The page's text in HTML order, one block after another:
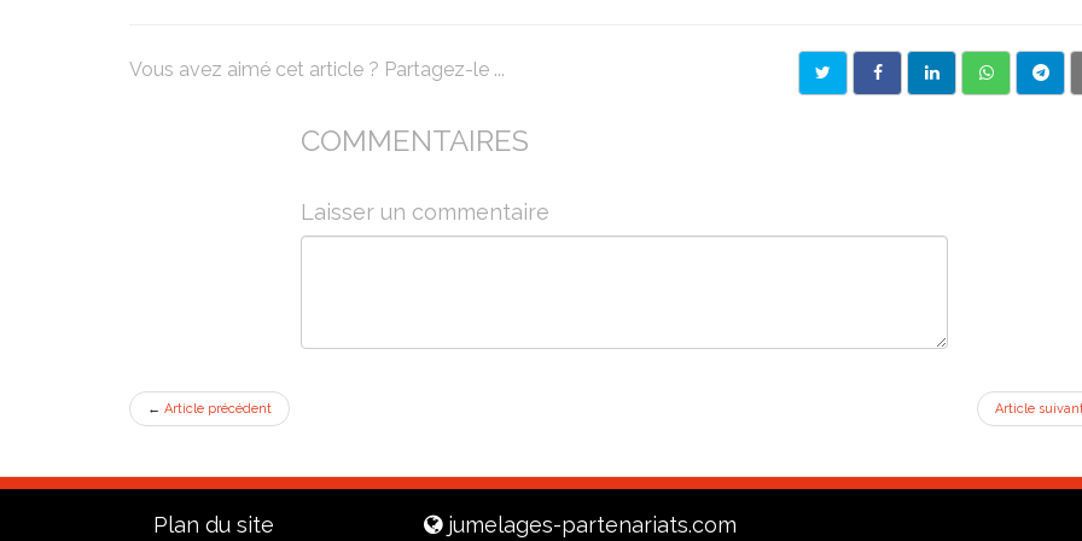
Vous avez aimé cet article ? Partagez-le ...
COMMENTAIRES
Laisser un commentaire
← Article précédent Article
Plan du site jumelages-partenariats.com